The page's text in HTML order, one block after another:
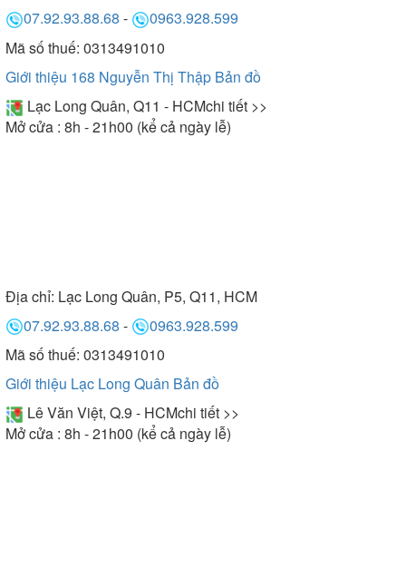
07.92.93.88.68 -
0963.928.599
Mã số thuế: 0313491010
Giới thiệu 168 Nguyễn Thị Thập Bản đồ
Lạc Long Quân, Q11 - HCMchi tiết >>
Mở cửa : 8h - 21h00 (kể cả ngày lễ)
Địa chỉ: Lạc Long Quân, P5, Q11, HCM
07.92.93.88.68 -
0963.928.599
Mã số thuế: 0313491010
Giới thiệu Lạc Long Quân Bản đồ
Lê Văn Việt, Q.9 - HCMchi tiết >>
Mở cửa : 8h - 21h00 (kể cả ngày lễ)